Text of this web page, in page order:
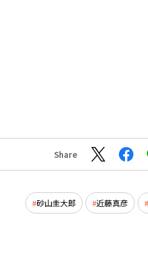
Share
砂山圭大郎 近藤真彦